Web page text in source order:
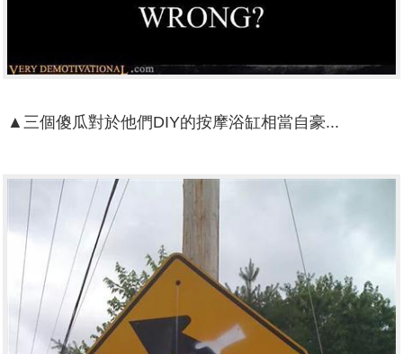
▲三個傻瓜對於他們DIY的按摩浴缸相當自豪...